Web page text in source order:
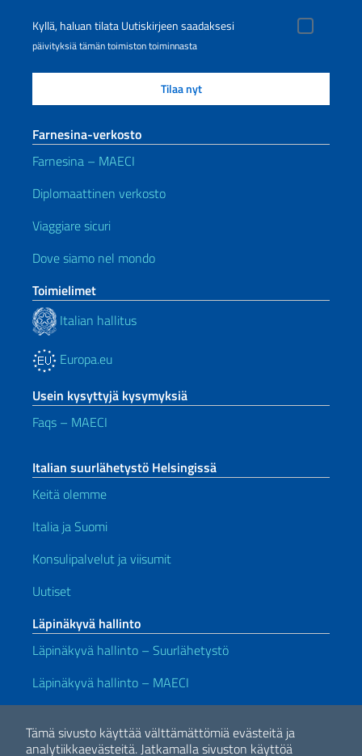
Tämä sivusto käyttää välttämättömiä evästeitä ja
analytiikkaevästeitä.Jatkamalla sivuston käyttöä
Kyllä, haluan tilata Uutiskirjeen saadaksesi
päivityksiä tämän toimiston toiminnasta
Farnesina-verkosto
Farnesina – MAECI
Diplomaattinen verkosto
Viaggiare sicuri
Dove siamo nel mondo
Toimielimet
Italian hallitus
Europa.eu
Usein kysyttyjä kysymyksiä
Faqs – MAECI
Italian suurlähetystö Helsingissä
Keitä olemme
Italia ja Suomi
Konsulipalvelut ja viisumit
Uutiset
Läpinäkyvä hallinto
Läpinäkyvä hallinto – Suurlähetystö
Läpinäkyvä hallinto – MAECI
Hyödyllisiä linkkejä
Note legaliPrivacy e cookie policyDichiarazione di accessibilità